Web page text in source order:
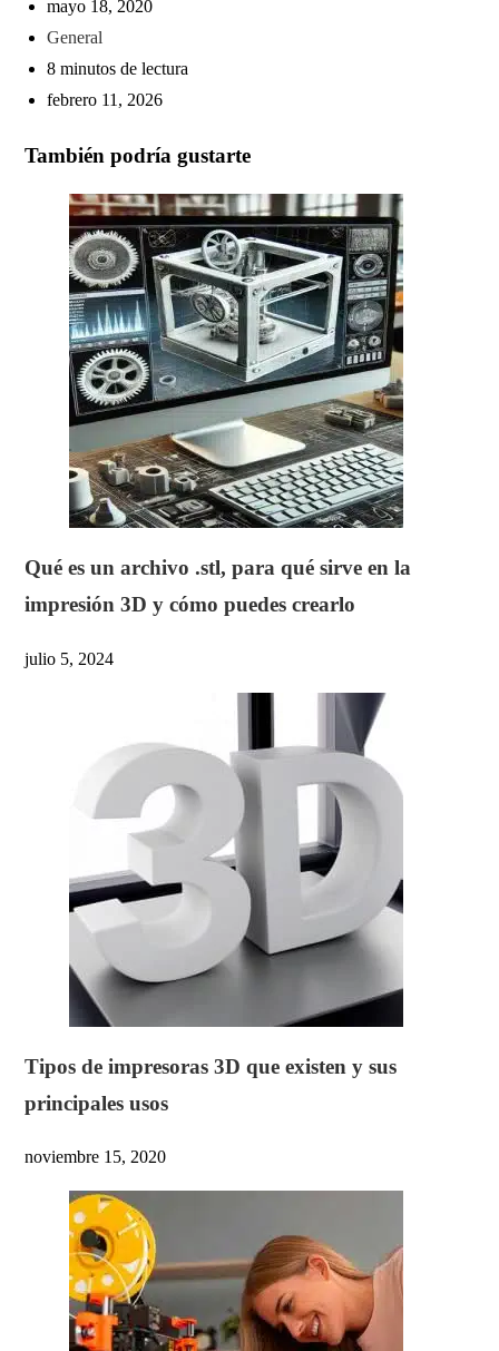
mayo 18, 2020
General
8 minutos de lectura
febrero 11, 2026
También podría gustarte
Qué es un archivo .stl, para qué sirve en la
impresión 3D y cómo puedes crearlo
julio 5, 2024
Tipos de impresoras 3D que existen y sus
principales usos
noviembre 15, 2020